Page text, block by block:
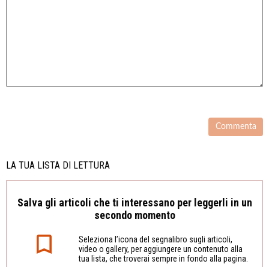
LA TUA LISTA DI LETTURA
Salva gli articoli che ti interessano per leggerli in un
secondo momento
Seleziona l’icona del segnalibro sugli articoli,
video o gallery, per aggiungere un contenuto alla
tua lista, che troverai sempre in fondo alla pagina.